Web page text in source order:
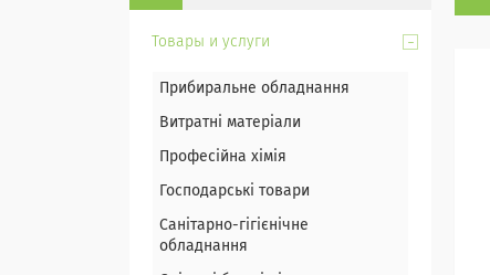
Товары и услуги
Прибиральне обладнання
Витратні матеріали
Професійна хімія
Господарські товари
Санітарно-гігієнічне
обладнання